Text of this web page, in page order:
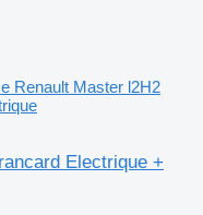
Renault Master l2H2
Electrique +